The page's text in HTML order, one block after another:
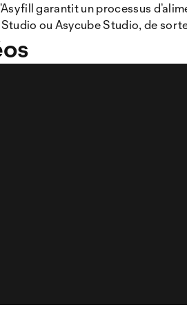
garantit un processus
ou Asycube Studio, de